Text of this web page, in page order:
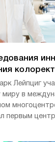
Лейпциг
миру в
первым